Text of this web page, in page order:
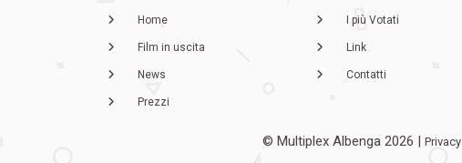
Home
Film in uscita
News
Prezzi
I più Votati
Link
Contatti
© Multiplex Albenga 2026 |Privacy